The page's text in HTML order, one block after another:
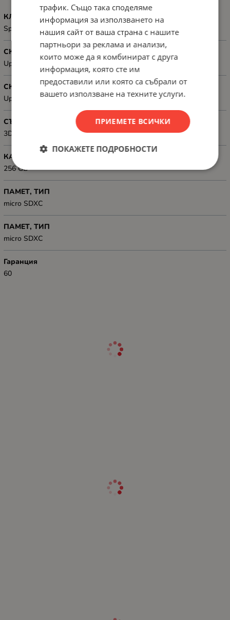
КЛАС
Speed Class: UHS-I U3, Class 10, V30, A2
СКОРОСТ ПРИ ЗАПИС (MB/S)
Up to 125 MB/s
СКОРОСТ НА ЧЕТЕНЕ, MB/S
Up to 160 MB/s
СЪВМЕСТИМОСТ
3D NAND flash
КАПАЦИТЕТ, GB
256 GB
ПАМЕТ, ТИП
micro SDXC
ПАМЕТ, ТИП
micro SDXC
Гаранция
60
трафик. Също така споделяме
информация за използването на
нашия сайт от ваша страна с нашите
партньори за реклама и анализи,
които може да я комбинират с друга
информация, която сте им
предоставили или която са събрали от
вашето използване на техните услуги.
ПРИЕМЕТЕ ВСИЧКИ
ПОКАЖЕТЕ ПОДРОБНОСТИ